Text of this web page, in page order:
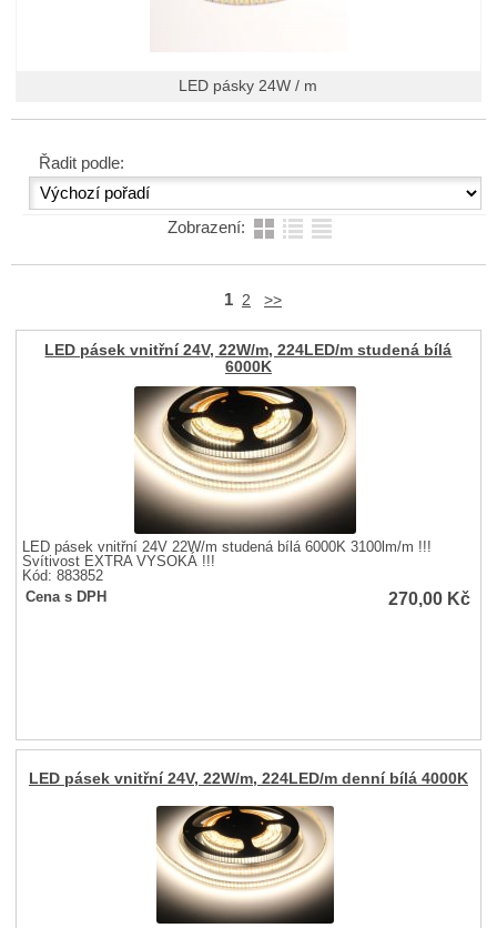
LED pásky 24W / m
Řadit podle:
Zobrazení:
1 2 >>
LED pásek vnitřní 24V, 22W/m, 224LED/m studená bílá
6000K
LED pásek vnitřní 24V 22W/m studená bílá 6000K 3100lm/m !!!
Svítivost EXTRA VYSOKÁ !!!
Kód: 883852
Cena s DPH
270,00 Kč
LED pásek vnitřní 24V, 22W/m, 224LED/m denní bílá 4000K